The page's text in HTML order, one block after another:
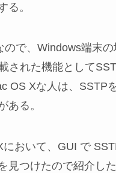
る。
で、Windows端末の
された機能として
OS Xな人は、SSTP
ある。
おいて、GUI で
見つけたので紹介した